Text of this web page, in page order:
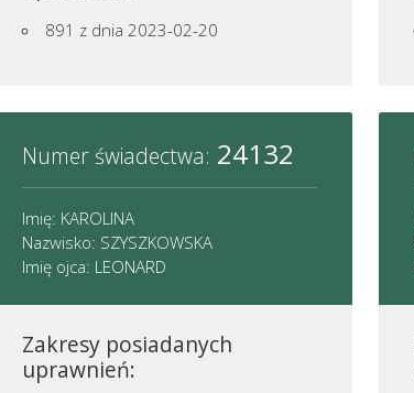
891 z dnia 2023-02-20
Numer świadectwa: 24132
Imię: KAROLINA
Nazwisko: SZYSZKOWSKA
Imię ojca: LEONARD
Zakresy posiadanych
uprawnień: